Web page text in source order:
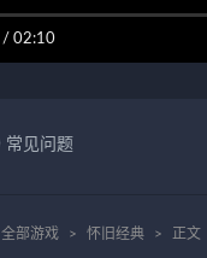
/ 02:10
常见问题
全部游戏 怀旧经典 正文